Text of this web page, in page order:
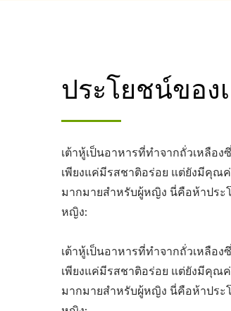
ประโยชน์ของ
เต้าหู้เป็นอาหารที่ทำจากถั่วเหลือง
เพียงแค่มีรสชาติอร่อย แต่ยังมีคุณ
มากมายสำหรับผู้หญิง นี่คือห้าประ
หญิง:
เต้าหู้เป็นอาหารที่ทำจากถั่วเหลือง
เพียงแค่มีรสชาติอร่อย แต่ยังมีคุณ
มากมายสำหรับผู้หญิง นี่คือห้าประ